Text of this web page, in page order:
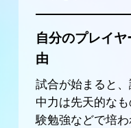
自分のプレイ
由
試合が始まると
中力は先天的な
験勉強などで培